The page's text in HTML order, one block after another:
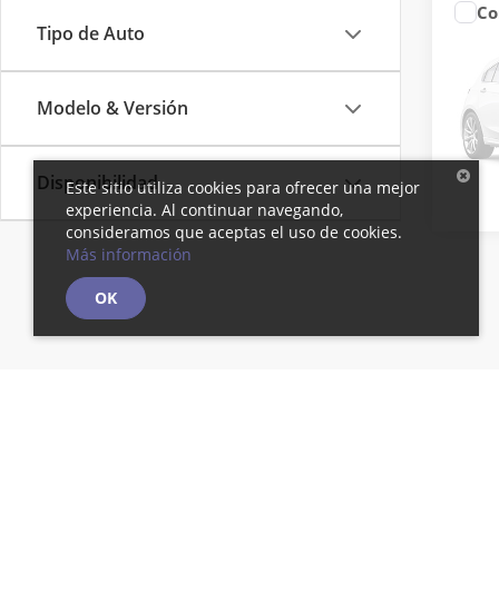
Tipo de Auto
Modelo & Versión
Disponibilidad
Jac
VIN:
Precio:
Este sitio utiliza cookies para ofrecer una mejor
experiencia. Al continuar navegando,
consideramos que aceptas el uso de cookies.
Más información
OK